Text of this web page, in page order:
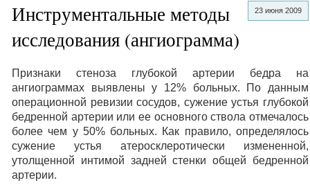
23 июня 2009
Инструментальные методы
исследования (ангиограмма)
Признаки стеноза глубокой артерии бедра на
ангиограммах выявлены у 12% больных. По данным
операционной ревизии сосудов, сужение устья глубокой
бедренной артерии или ее основного ствола отмечалось
более чем у 50% больных. Как правило, определялось
сужение устья атеросклеротически измененной,
утолщенной интимой задней стенки общей бедренной
артерии.